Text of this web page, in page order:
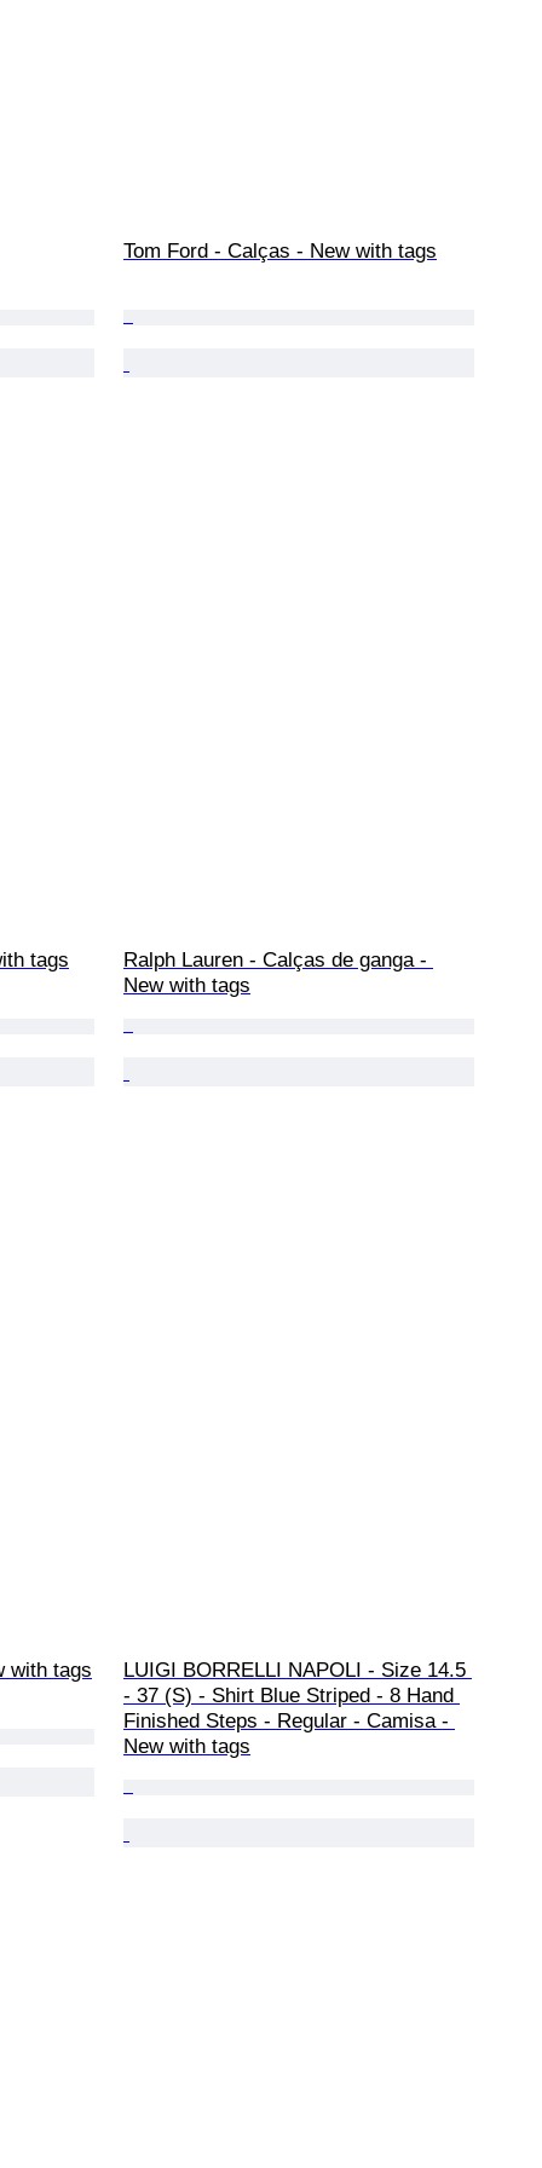
Tom Ford - Calças - New with tags
tags
Ralph Lauren - Calças de ganga -
New with tags
with tags
LUIGI BORRELLI NAPOLI - Size 14.5
- 37 (S) - Shirt Blue Striped - 8 Hand
Finished Steps - Regular - Camisa -
New with tags